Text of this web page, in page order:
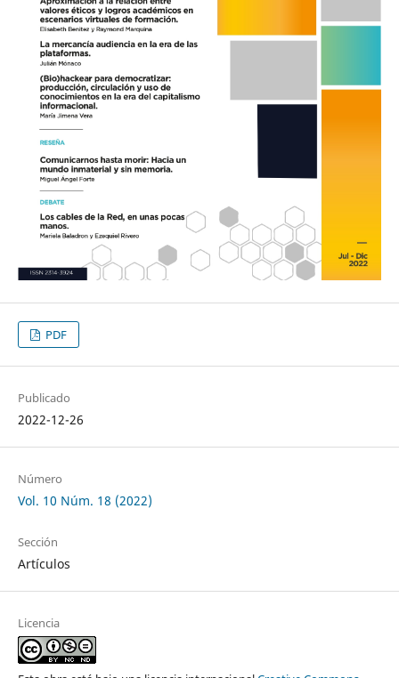
PDF
Publicado
2022-12-26
Número
Vol. 10 Núm. 18 (2022)
Sección
Artículos
Licencia